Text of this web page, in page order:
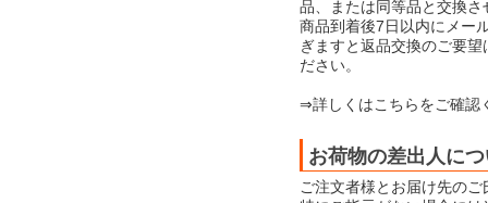
品、または同等品と交換
商品到着後7日以内にメー
ぎますと返品交換のご要
ださい。
⇒詳しくはこちらをご確認
お荷物の差出人に
ご注文者様とお届け先の